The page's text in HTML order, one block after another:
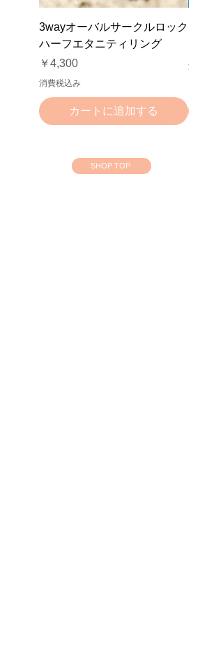
3wayオーバルサークルロック
ハーフエタニティリング
価格
￥4,300
消費税込み
カートに追加する
消費税込
SHOP TOP